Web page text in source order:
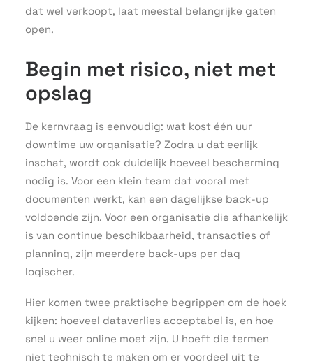
dat wel verkoopt, laat meestal belangrijke gaten
open.
Begin met risico, niet met
opslag
De kernvraag is eenvoudig: wat kost één uur
downtime uw organisatie? Zodra u dat eerlijk
inschat, wordt ook duidelijk hoeveel bescherming
nodig is. Voor een klein team dat vooral met
documenten werkt, kan een dagelijkse back-up
voldoende zijn. Voor een organisatie die afhankelijk
is van continue beschikbaarheid, transacties of
planning, zijn meerdere back-ups per dag
logischer.
Hier komen twee praktische begrippen om de hoek
kijken: hoeveel dataverlies acceptabel is, en hoe
snel u weer online moet zijn. U hoeft die termen
niet technisch te maken om er voordeel uit te